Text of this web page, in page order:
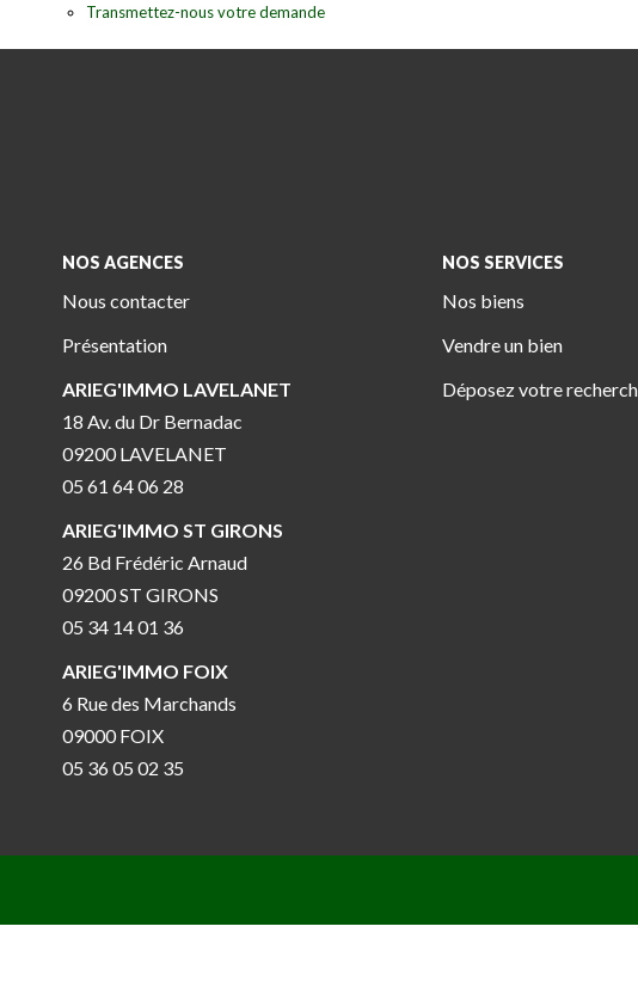
Transmettez-nous votre demande
NOS AGENCES
Nous contacter
Présentation
ARIEG'IMMO LAVELANET
18 Av. du Dr Bernadac
09200 LAVELANET
05 61 64 06 28
ARIEG'IMMO ST GIRONS
26 Bd Frédéric Arnaud
09200 ST GIRONS
05 34 14 01 36
ARIEG'IMMO FOIX
6 Rue des Marchands
09000 FOIX
05 36 05 02 35
NOS SERVICES
Nos biens
Vendre un bien
Déposez votre